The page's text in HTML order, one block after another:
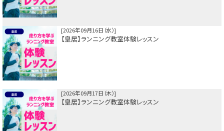
2026年09月16日（水）
【皇居】ランニング教室体験レッスン
2026年09月17日（木）
【皇居】ランニング教室体験レッスン